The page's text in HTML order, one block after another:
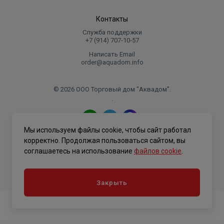
Контакты
Служба поддержки
+7 (914) 707‑10‑57
Написать Email
order@aquadom.info
© 2026 ООО Торговый дом "Аквадом".
.
Политика конфиденциальности
Мы используем файлы cookie, чтобы сайт работал
корректно. Продолжая пользоваться сайтом, вы
соглашаетесь на использование файлов cookie
Закрыть